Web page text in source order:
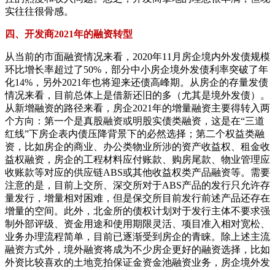
实往往很骨感。
四、开发商2021年的融资转型
从当前的市面融资情况来看，2020年11月房企境内外发债规模
环比增长率超过了50%，部分中小房企境外发债利率突破了年
化14%，另外2021年也将迎来还债高峰期。从房企的存量发债
情况来看，目前总体上是借新还旧的多（尤其是境外发债）。
从新增融资的路径来看，房企2021年的增量融资主要得转入两
个方向：第一个是真股融资或明股实债类融资，这是在“三道
红线”下房企表内债压降背景下的必然选择；第二个权益类融
资，比如房企的商业、办公类物业所涉的资产收益权、租金收
益权融资，房企的工程材料应付账款、购房尾款、物业管理应
收账款等对应的供应链ABS或其他收益权类产品融资等。需要
注意的是，目前上交所、深交所对于ABS产品的发行只允许存
量发行，增量相对困难，但是保交所目前发行前述产品还存在
增量的空间。此外，北金所的债权计划对于发行主体不要求强
制外部评级、资金用途和使用期限灵活、项目准入相对宽松、
业务办理流程简单，目前已逐渐受到房企的青睐。除上述主流
融资方式外，境外融资将成为不少房企更好的融资选择，比如
外资比较喜欢的土地竞拍保证金资金池融资业务，房企境外发